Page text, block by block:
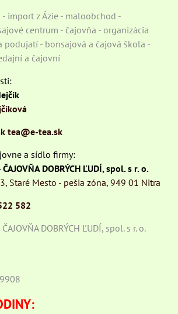
import z Ázie - maloobchod -
centrum - čajovňa - organizácia
podujatí - bonsajová a čajová škola -
a čajovní
tea@e-tea.sk
a sídlo firmy:
DOBRÝCH ĽUDÍ, spol. s r. o.
Staré Mesto - pešia zóna, 949 01 Nitra
582
DOBRÝCH ĽUDÍ, spol. s r. o.